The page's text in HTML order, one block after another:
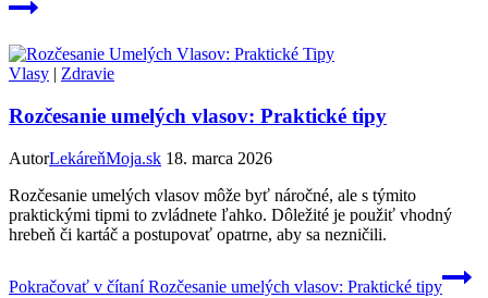
Vlasy | Zdravie
Rozčesanie umelých vlasov: Praktické tipy
AutorLekáreňMoja.sk 18. marca 2026
Rozčesanie umelých vlasov môže byť náročné, ale s týmito
praktickými tipmi to zvládnete ľahko. Dôležité je použiť vhodný
hrebeň či kartáč a postupovať opatrne, aby sa nezničili.
Pokračovať v čítaníRozčesanie umelých vlasov: Praktické tipy